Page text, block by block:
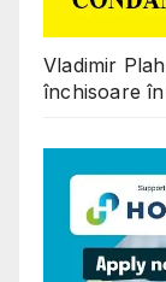
Vladimir
închisoare